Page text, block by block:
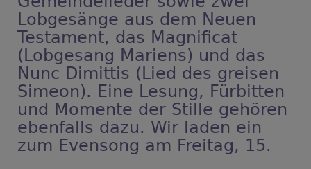
Lobgesänge aus dem Neuen
Testament, das Magnificat
(Lobgesang Mariens) und das
Nunc Dimittis (Lied des greisen
Simeon). Eine Lesung, Fürbitten
und Momente der Stille gehören
ebenfalls dazu. Wir laden ein
zum Evensong am Freitag, 15.